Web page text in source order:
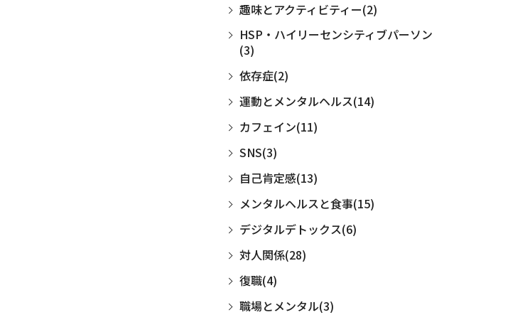
趣味とアクティビティー(2)
HSP・ハイリーセンシティブパーソン
(3)
依存症(2)
運動とメンタルヘルス(14)
カフェイン(11)
SNS(3)
自己肯定感(13)
メンタルヘルスと食事(15)
デジタルデトックス(6)
対人関係(28)
復職(4)
職場とメンタル(3)